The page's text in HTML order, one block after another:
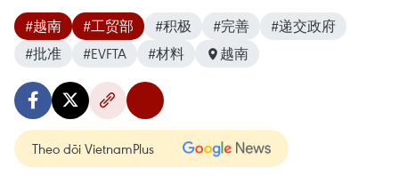
#越南 #工贸部 #积极 #完善
#递交政府
#批准
#EVFTA #材料 越南
Theo dõi VietnamPlus